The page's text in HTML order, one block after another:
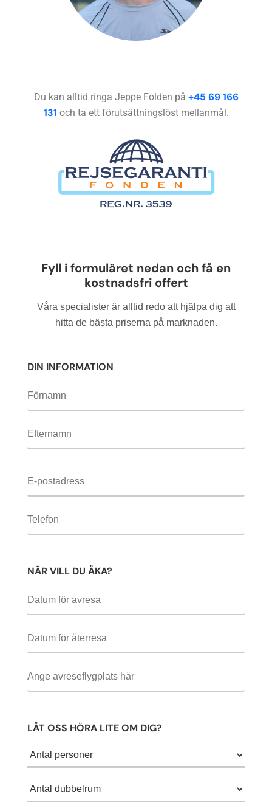
Du kan alltid ringa Jeppe Folden på +45 69 166
131 och ta ett förutsättningslöst mellanmål.
detta
tomt.
Fyll i formuläret nedan och få en
kostnadsfri offert
Våra specialister är alltid redo att hjälpa dig att
hitta de bästa priserna på marknaden.
DIN INFORMATION
NÄR VILL DU ÅKA?
LÅT OSS HÖRA LITE OM DIG?